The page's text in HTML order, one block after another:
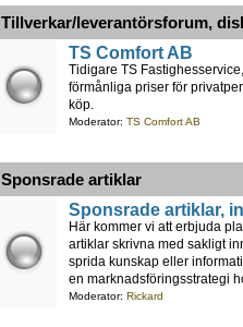
Tillverkar/leverantörsforum,
TS Comfort AB
Tidigare TS
förmånliga priser för
köp.
Moderator: TS Comfort AB
Sponsrade artiklar
Sponsrade artiklar,
Här kommer vi att erbjuda
artiklar skrivna med sakligt
sprida kunskap eller
en marknadsföringsstrategi
Moderator: Rickard